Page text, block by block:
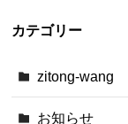
カテゴリー
zitong-wang
お知らせ